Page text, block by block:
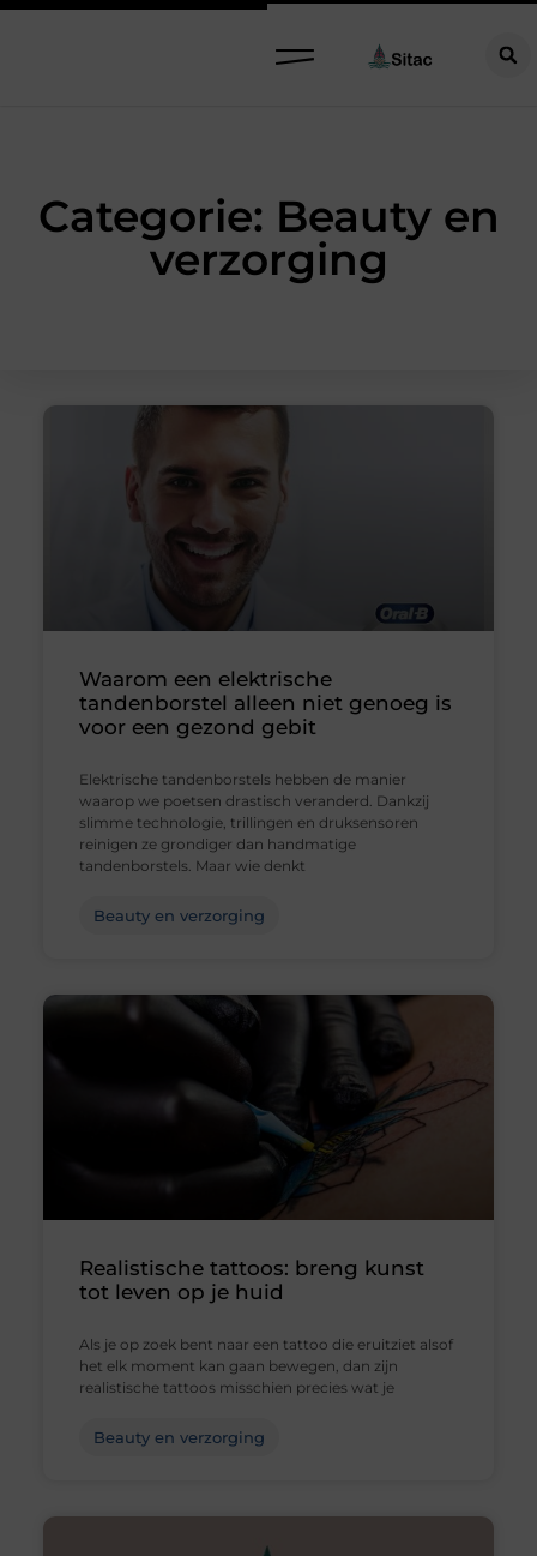
Categorie: Beauty en
verzorging
Waarom een elektrische
tandenborstel alleen niet genoeg is
voor een gezond gebit
Elektrische tandenborstels hebben de manier
waarop we poetsen drastisch veranderd. Dankzij
slimme technologie, trillingen en druksensoren
reinigen ze grondiger dan handmatige
tandenborstels. Maar wie denkt
Beauty en verzorging
Realistische tattoos: breng kunst
tot leven op je huid
Als je op zoek bent naar een tattoo die eruitziet alsof
het elk moment kan gaan bewegen, dan zijn
realistische tattoos misschien precies wat je
Beauty en verzorging